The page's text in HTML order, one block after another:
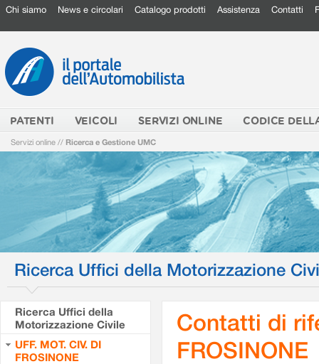
Chi siamo News e circolari Catalogo prodotti Assistenza Contatti
PATENTI VEICOLI SERVIZI ONLINE CODICE
Servizi online // Ricerca e Gestione UMC
Ricerca Uffici della Motorizzazione
Ricerca Uffici della
Motorizzazione Civile
UFF. MOT. CIV. DI
FROSINONE
Contatti di
FROSINONE